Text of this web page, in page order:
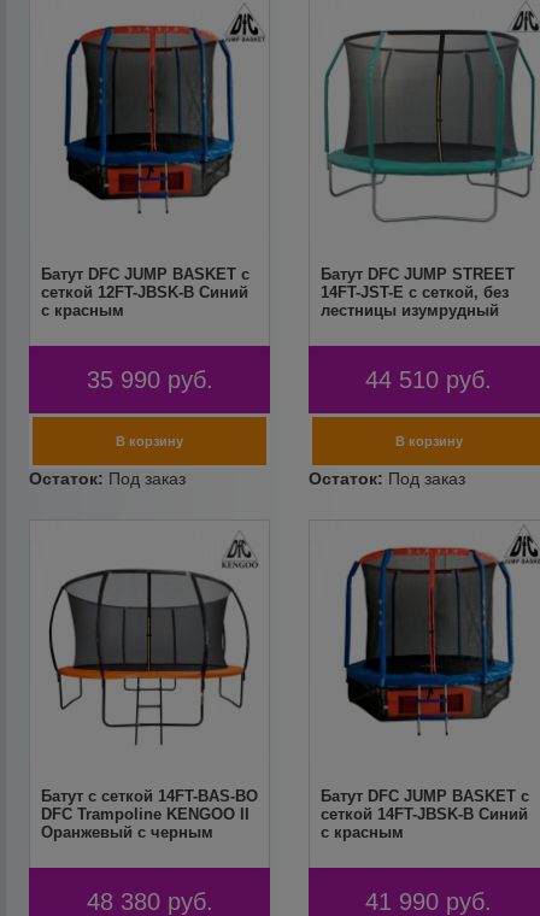
Батут DFC JUMP BASKET с
сеткой 12FT-JBSK-B Синий
с красным
35 990 руб.
Батут DFC JUMP STREET
14FT-JST-E c сеткой, без
лестницы изумрудный
44 510 руб.
Батут с сеткой 14FT-BAS-BO
DFC Trampoline KENGOO II
Оранжевый с черным
48 380 руб.
Батут DFC JUMP BASKET с
сеткой 14FT-JBSK-B Синий
с красным
41 990 руб.